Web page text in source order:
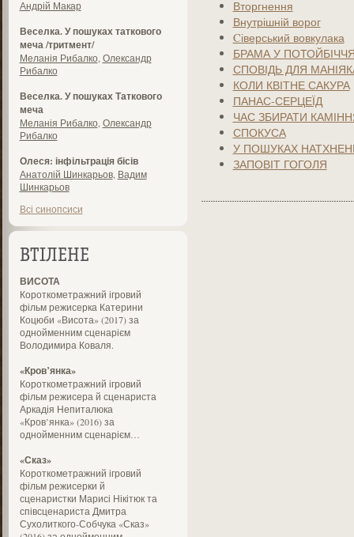
Андрій Макар
Веселка. У пошуках таткового
меча /тритмент/
Меланія Рибалко Олександр
Рибалко
Веселка. У пошуках Таткового
меча
Меланія Рибалко Олександр
Рибалко
Олеся: інфільтрація бісів
Анатолій Шинкарьов, Вадим
Шинкарьов
Всі синопсиси
ВТІЛЕНЕ
ВИСОТА
Короткометражний ігровий
фільм режисерка Катерини
Коцюби «Висота» (2017) за
однойменним сценарієм
Володимира Коваля.
«Кров’янка»
Короткометражний ігровий
фільм режисера й сценариста
Аркадія Непиталюка
«Кров’янка» (2016) за
однойменним сценарієм…
«Сказ»
Короткометражний ігровий
фільм режисерки й
сценаристки Марисі Нікітюк та
співсценариста Дмитра
Сухолиткого-Собчука «Сказ»
Вторгнення
Внутрішній ворог
Cіверський вовкулака
БРАМА У
СПОВІДЬ ДЛЯ
КОЛИ КВІТНЕ САКУРА
ПАНАС-СЕРЦЕЇД
ЧАС ЗБИРАТИ
СПОКУСА
У ПОШУКАХ
ЗАПОВІТ ГОГОЛЯ